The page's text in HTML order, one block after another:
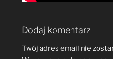
Dodaj komentarz
Twój adres email nie